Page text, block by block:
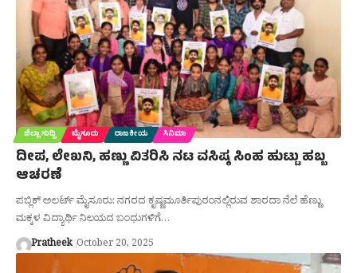
ಜಿಲ್ಲಾ ಸುದ್ದಿ ಮೈಸೂರು ರಾಜಕೀಯ ಸಿನಿಮಾ
ದೀಪ, ಲೇಖನಿ, ಹಣ್ಣು ವಿತರಿಸಿ ನಟ ವಸಿಷ್ಠ ಸಿಂಹ ಹುಟ್ಟು ಹಬ್ಬ
ಆಚರಣೆ
ಪಬ್ಲಿಕ್ ಅಲರ್ಟ್ ಮೈಸೂರು: ನಗರದ ಕೃಷ್ಣಮೂರ್ತಿಪುರಂನಲ್ಲಿರುವ ಶಾರದಾ ನೆಲೆ ಹೆಣ್ಣು
ಮಕ್ಕಳ ವಿದ್ಯಾರ್ಥಿ ನಿಲಯದ ಬಂಧುಗಳಿಗೆ…
Pratheek October 20, 2025